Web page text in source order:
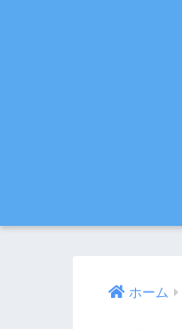
ホーム